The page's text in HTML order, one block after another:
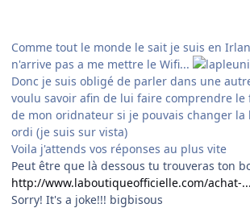
Comme tout le monde le sait je suis en
n'arrive pas a me mettre le Wifi...
Donc je suis obligé de parler dans une
voulu savoir afin de lui faire comprendre
de mon oridnateur si je pouvais changer la
ordi (je suis sur vista)
Voila j'attends vos réponses au plus vite
Peut être que là dessous tu trouveras ton
http://www.laboutiqueofficielle.com/achat-
Sorry! It's a joke!!! bigbisous